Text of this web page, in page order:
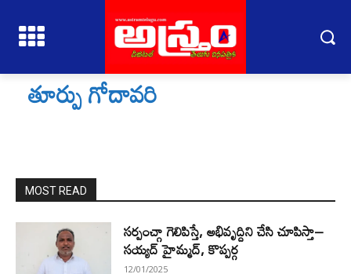
తూర్పు గోదావరి
MOST READ
సర్పంచ్గా గెలిపిస్తే, అభివృద్దిని చేసి చూపిస్తా–
సయ్యద్ హైమ్మద్, కొప్పర్గ
12/01/2025